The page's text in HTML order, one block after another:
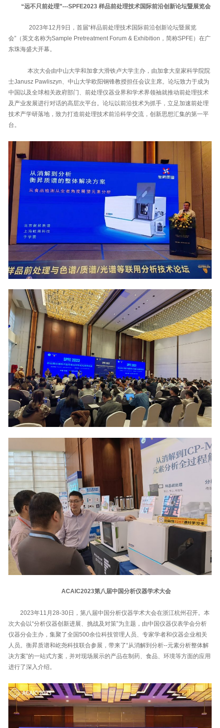
“远不只前处理”---SPFE2023 样品前处理技术国际前沿创新论坛暨展览会
2023年12月9日，首届“样品前处理技术国际前沿创新论坛暨展览
会”（英文名称为Sample Pretreatment Forum & Exhibition，简称SPFE）在广
东珠海盛大开幕。
本次大会由中山大学和加拿大滑铁卢大学主办，由加拿大皇家科学院院
士Janusz Pawliszyn、中山大学欧阳钢锋教授担任会议主席。论坛致力于成为
中国以及全球相关政府部门、前处理仪器业界和学术界领袖就推动前处理技术
及产业发展进行对话的高层次平台。论坛以前沿技术为抓手，立足加速前处理
技术产学研落地，致力打造前处理技术前沿科学交流，创新思想汇集的第一平
台。
ACAIC2023第八届中国分析仪器学术大会
2023年11月28-30日，第八届中国分析仪器学术大会在浙江杭州召开。本
次大会以“分析仪器创新进展、挑战及对策”为主题，由中国仪器仪表学会分析
仪器分会主办，集聚了全国500余位科技管理人员、专家学者和仪器企业相关
人员。衡昇质谱和屹尧科技联合参展，带来了“从消解到分析--元素分析整体解
决方案”的一站式方案，并对现场展示的产品在制药、食品、环境等方面的应用
进行了深入介绍。